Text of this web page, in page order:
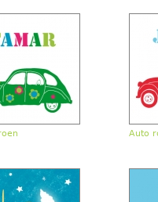
Auto